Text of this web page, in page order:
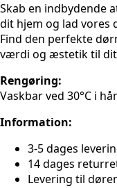
Skab en indbydende
dit hjem og lad vores
Find den perfekte
værdi og æstetik til
Rengøring:
Vaskbar ved 30°C i
Information:
3-5 dages
14 dages
Levering til